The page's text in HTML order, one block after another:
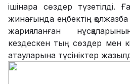
ішінара сөздер түзетілді.
жинағында еңбектің қолжазба
жарияланған
кездескен тың сөздер мен
атауларына түсініктер